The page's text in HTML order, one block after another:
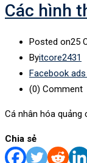
Các hình
Posted on25
Byitcore2431
Facebook
(0) Comment
Cá nhân hóa
Chia sẻ